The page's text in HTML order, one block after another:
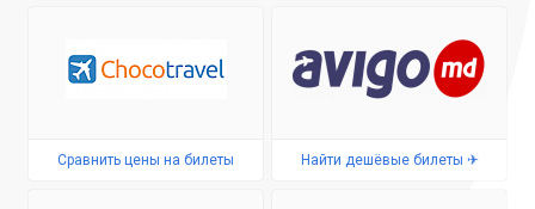
Сравнить цены на билеты Найти дешёвые билеты ✈